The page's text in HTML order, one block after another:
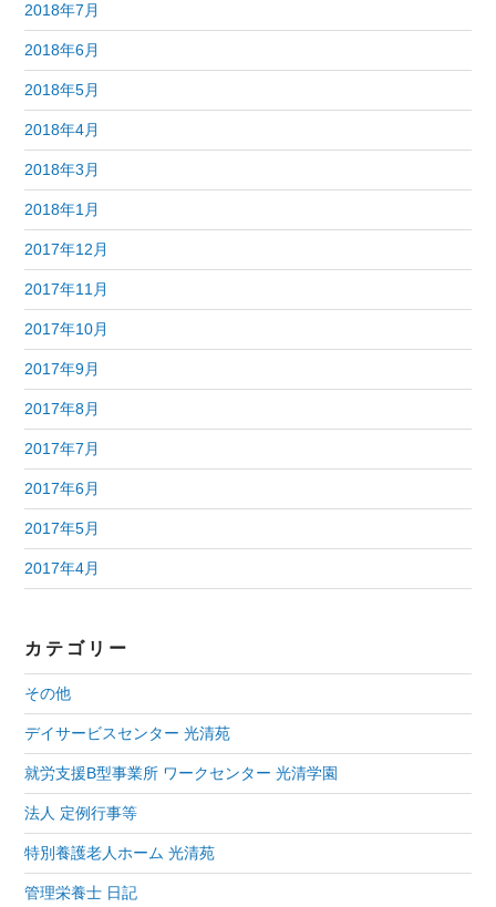
2018年7月
2018年6月
2018年5月
2018年4月
2018年3月
2018年1月
2017年12月
2017年11月
2017年10月
2017年9月
2017年8月
2017年7月
2017年6月
2017年5月
2017年4月
カテゴリー
その他
デイサービスセンター 光清苑
就労支援B型事業所 ワークセンター 光清学園
法人 定例行事等
特別養護老人ホーム 光清苑
管理栄養士 日記